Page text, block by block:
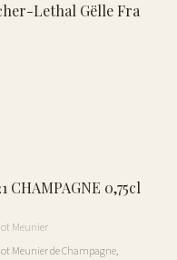
Lethal Gëlle Fra
CHAMPAGNE 0,75cl
Meunier
Meunier de Champagne,